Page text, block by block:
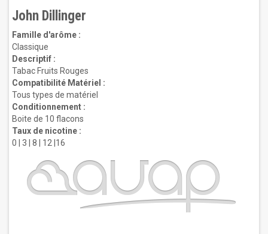
John Dillinger
Famille d'arôme :
Classique
Descriptif :
Tabac Fruits Rouges
Compatibilité Matériel :
Tous types de matériel
Conditionnement :
Boite de 10 flacons
Taux de nicotine :
0 | 3 | 8 | 12 |16